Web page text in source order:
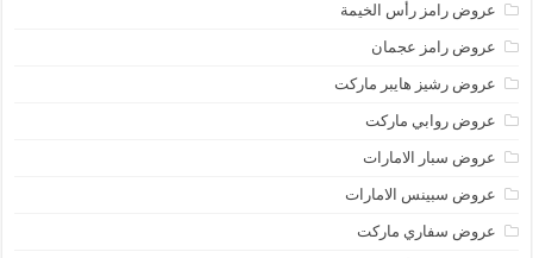
عروض رامز رأس الخيمة
عروض رامز عجمان
عروض رشيز هايبر ماركت
عروض روابي ماركت
عروض سبار الامارات
عروض سبينس الامارات
عروض سفاري ماركت